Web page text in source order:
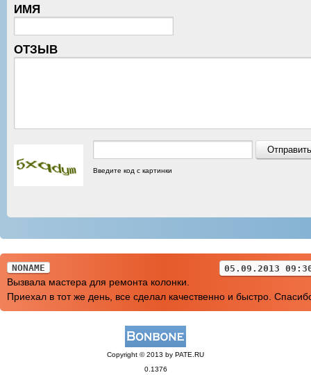
ИМЯ
ОТЗЫВ
Введите код с картинки
NONAME 05.09.2013
Вызвала мастера для ремонта колонки.
Приехал в тот же день, все сделал качественно и быстро.
Copyright © 2013 by PATE.RU
0.1376